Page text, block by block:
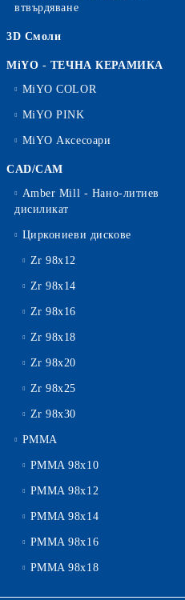
втвърдяване
3D Смоли
MiYO - ТЕЧНА КЕРАМИКА
MiYO COLOR
MiYO PINK
MiYO Аксесоари
CAD/CAM
Amber Mill - Нано-литиев
дисиликат
Циркониеви дискове
Zr 98x12
Zr 98x14
Zr 98x16
Zr 98x18
Zr 98x20
Zr 98x25
Zr 98x30
PMMA
PMMA 98x10
PMMA 98x12
PMMA 98x14
PMMA 98x16
PMMA 98x18